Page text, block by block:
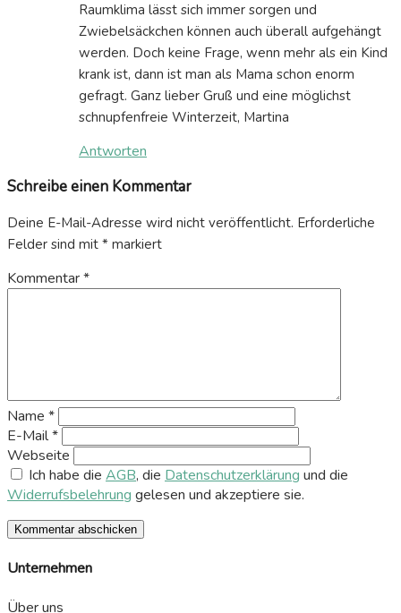
Raumklima lässt sich immer sorgen und
Zwiebelsäckchen können auch überall aufgehängt
werden. Doch keine Frage, wenn mehr als ein Kind
krank ist, dann ist man als Mama schon enorm
gefragt. Ganz lieber Gruß und eine möglichst
schnupfenfreie Winterzeit, Martina
Antworten
Schreibe einen Kommentar
Deine E-Mail-Adresse wird nicht veröffentlicht. Erforderliche
Felder sind mit * markiert
Kommentar*
Name *
E-Mail*
Webseite
Ich habe die AGB, die Datenschutzerklärung und die
Widerrufsbelehrung gelesen und akzeptiere sie.
Unternehmen
Über uns